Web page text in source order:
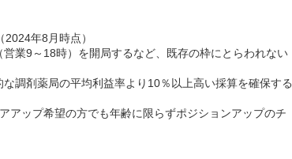
年8月時点）
業9～18時）を開局するなど、既存の枠にとらわれない
調剤薬局の平均利益率より10％以上高い採算を確保する
アップ希望の方でも年齢に限らずポジションアップのチ